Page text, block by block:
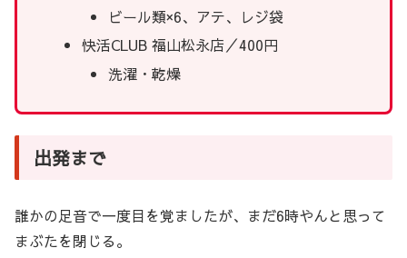
ビール類×6、アテ、レジ袋
快活CLUB 福山松永店／400円
洗濯・乾燥
出発まで
誰かの足音で一度目を覚ましたが、まだ6時やんと思って
まぶたを閉じる。